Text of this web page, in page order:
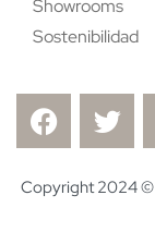
Showrooms
Sostenibilidad
Copyright 2024 ©